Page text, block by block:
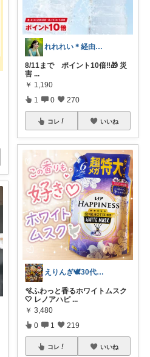
れれれい＊経由購入ありがとうございます
8/11まで ポイント10倍‼️🎁 災
害 ...
￥ 1,190
1 0 270
コレ いいね
えりんぎ🕊️30代幸せな一人暮らし🌸
🫧ふわっと香るホワイトムスク
🤍 レノアハピ ...
￥ 3,480
0 1 219
コレ いいね